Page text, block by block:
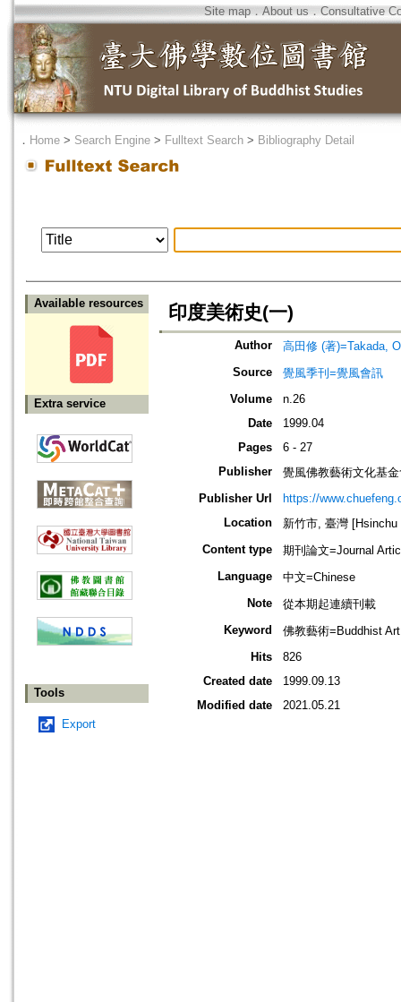
Site map．About us ． Consultative
． Home > Search Engine > Fulltext Search > Bibliography Detail
Available resources
Extra service
Tools
Export
印度美術史(一)
Author
高田修 (著)=Takada,
Source
覺風季刊=覺風會訊
Volume
n.26
Date
1999.04
Pages
6 - 27
Publisher
覺風佛教藝術文化基
Publisher Url
https://
Location
新竹市, 臺灣 [Hsinchu
Content type
期刊論文=Journal
Language
中文=Chinese
Note
從本期起連續刊載
Keyword
佛教藝術=Buddhist
Hits
826
Created date
1999.09.13
Modified date
2021.05.21